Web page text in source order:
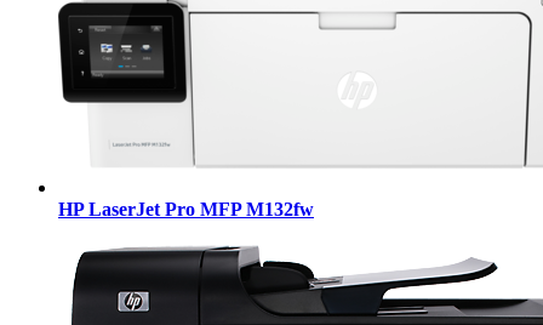
HP LaserJet Pro MFP M132fw